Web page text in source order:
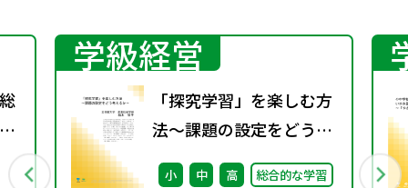
学級経営
「探究学習」を楽しむ方
法～課題の設定をどう考
えるか～
小 中 高
総合的な学習